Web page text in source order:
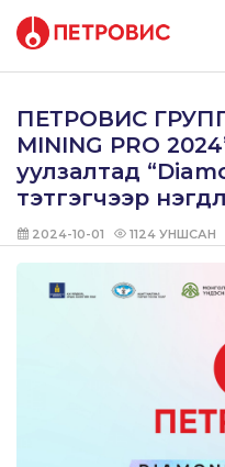
ПЕТРОВИС ГРУПП
MINING PRO
уулзалтад
тэтгэгчээр
2024-10-01 1124 УНШСАН